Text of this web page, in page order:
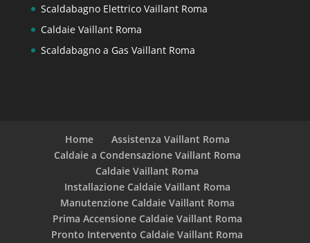
Scaldabagno Elettrico Vaillant Roma
Caldaie Vaillant Roma
Scaldabagno a Gas Vaillant Roma
Home
Assistenza Vaillant Roma
Caldaie a Condensazione Vaillant Roma
Caldaie Vaillant Roma
Installazione Caldaie Vaillant Roma
Manutenzione Caldaie Vaillant Roma
Prima Accensione Caldaie Vaillant Roma
Pronto Intervento Caldaie Vaillant Roma